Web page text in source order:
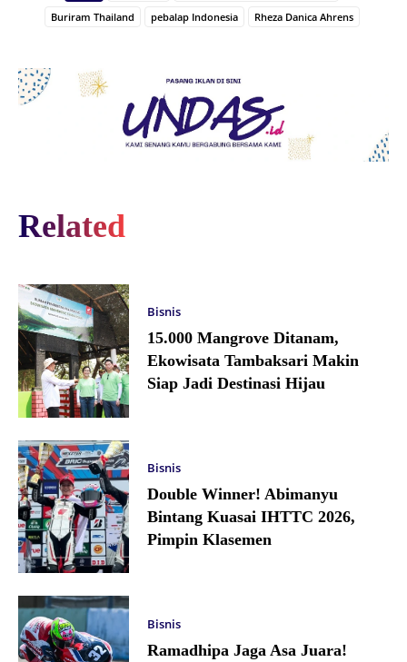
Related
Bisnis
15.000 Mangrove Ditanam,
Ekowisata Tambaksari Makin
Siap Jadi Destinasi Hijau
Bisnis
Double Winner! Abimanyu
Bintang Kuasai IHTTC 2026,
Pimpin Klasemen
Bisnis
Ramadhipa Jaga Asa Juara!
Buriram Thailand
pebalap Indonesia Rheza Danica Ahrens